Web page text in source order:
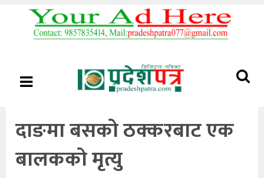
दाङमा बसको ठक्करबाट एक
बालकको मृत्यु